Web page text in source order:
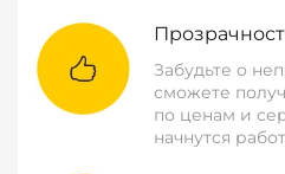
Забудьте о
сможете
по ценам и
начнутся